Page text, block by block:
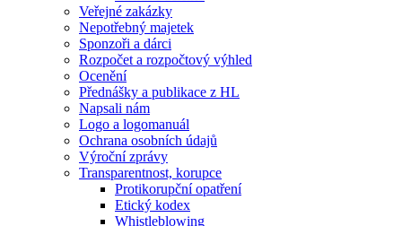
Veřejné zakázky
Nepotřebný majetek
Sponzoři a dárci
Rozpočet a rozpočtový výhled
Ocenění
Přednášky a publikace z HL
Napsali nám
Logo a logomanuál
Ochrana osobních údajů
Výroční zprávy
Transparentnost, korupce
Protikorupční opatření
Etický kodex
Whistleblowing